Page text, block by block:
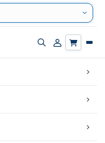
Zapnout/vypnout
Přihlásit/